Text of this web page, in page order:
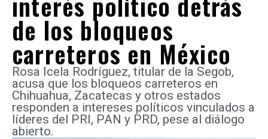
de los bloqueos
carreteros en México
Rosa Icela Rodríguez, titular de la Segob,
acusa que los bloqueos carreteros en
Chihuahua, Zacatecas y otros estados
responden a intereses políticos vinculados a
líderes del PRI, PAN y PRD, pese al diálogo
abierto.